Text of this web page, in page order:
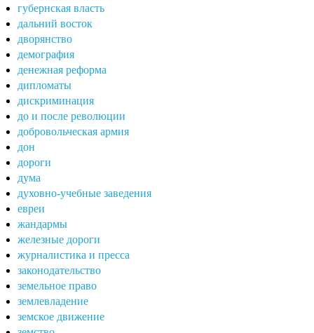
губернская власть
дальний восток
дворянство
демография
денежная реформа
дипломаты
дискриминация
до и после революции
добровольческая армия
дон
дороги
дума
духовно-учебные заведения
евреи
жандармы
железные дороги
журналистика и пресса
законодательство
земельное право
землевладение
земское движение